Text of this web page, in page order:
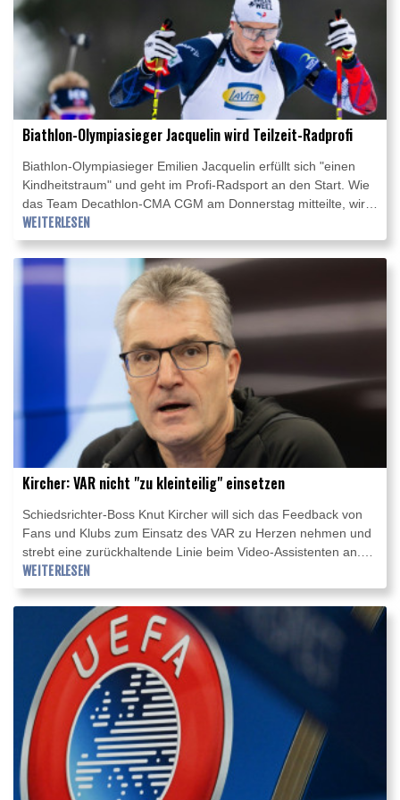
Biathlon-Olympiasieger Jacquelin wird Teilzeit-Radprofi
Biathlon-Olympiasieger Emilien Jacquelin erfüllt sich "einen
Kindheitstraum" und geht im Profi-Radsport an den Start. Wie
das Team Decathlon-CMA CGM am Donnerstag mitteilte, wird
der Franzose zunächst beim Eintagesrennen Polynormande
(16. August) antreten. Im Anschluss soll er für das Team von
Top-Talent Paul Seixas (19) bei der Tour du Limousin (18.– 21.
WEITERLESEN
Kircher: VAR nicht "zu kleinteilig" einsetzen
Schiedsrichter-Boss Knut Kircher will sich das Feedback von
Fans und Klubs zum Einsatz des VAR zu Herzen nehmen und
strebt eine zurückhaltende Linie beim Video-Assistenten an.
Man höre "schon hin, was viele Fans uns zurückspiegeln und
auch Klubverantwortliche uns zurückmelden: dass wir
idealerweise nicht zu kleinteilig werden, nicht zu
mikroskopisch, um dem Fußball ein Stück weit wieder das
zurückzugeben, was ihn ausmacht: Spontaneität", sagte
Kircher im Interview mit RTL/Sky.
WEITERLESEN